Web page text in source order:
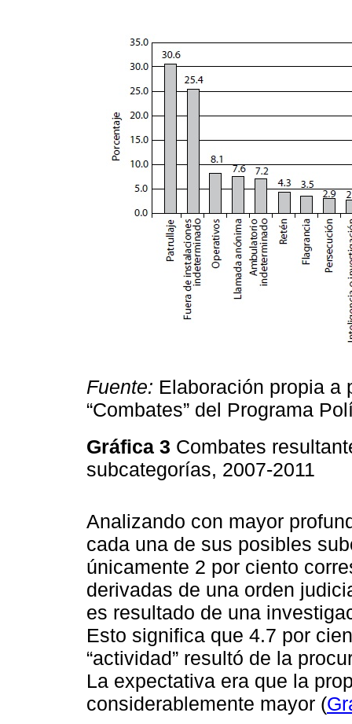
Fuente: Elaboración propia a
“Combates” del Programa
Gráfica 3 Combates
subcategorías, 2007-2011
Analizando con mayor
cada una de sus posibles
únicamente 2 por ciento
derivadas de una orden
es resultado de una
Esto significa que 4.7 por
“actividad” resultó de la
La expectativa era que la
considerablemente mayor (